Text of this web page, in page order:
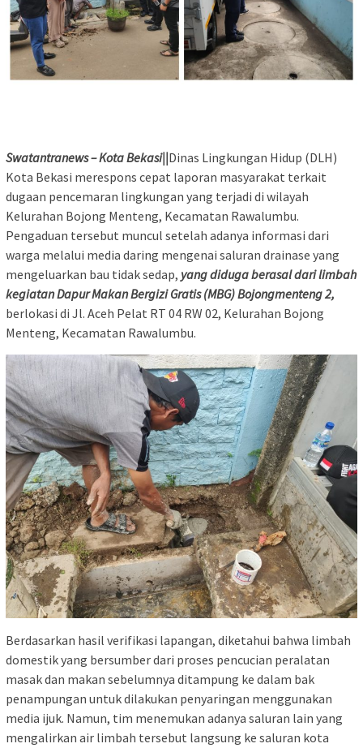
Swatantranews – Kota Bekasi||Dinas Lingkungan Hidup (DLH)
Kota Bekasi merespons cepat laporan masyarakat terkait
dugaan pencemaran lingkungan yang terjadi di wilayah
Kelurahan Bojong Menteng, Kecamatan Rawalumbu.
Pengaduan tersebut muncul setelah adanya informasi dari
warga melalui media daring mengenai saluran drainase yang
mengeluarkan bau tidak sedap, yang diduga berasal dari limbah
kegiatan Dapur Makan Bergizi Gratis (MBG) Bojongmenteng 2,
berlokasi di Jl. Aceh Pelat RT 04 RW 02, Kelurahan Bojong
Menteng, Kecamatan Rawalumbu.
Berdasarkan hasil verifikasi lapangan, diketahui bahwa limbah
domestik yang bersumber dari proses pencucian peralatan
masak dan makan sebelumnya ditampung ke dalam bak
penampungan untuk dilakukan penyaringan menggunakan
media ijuk. Namun, tim menemukan adanya saluran lain yang
mengalirkan air limbah tersebut langsung ke saluran kota